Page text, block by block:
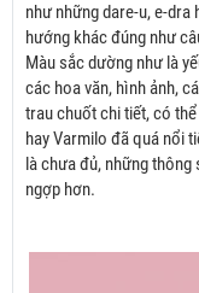
như những dare-u, e-
hướng khác đúng như
Màu sắc dường như là
các hoa văn, hình ảnh,
trau chuốt chi tiết, có
hay Varmilo đã quá nổi
là chưa đủ, những
ngợp hơn.